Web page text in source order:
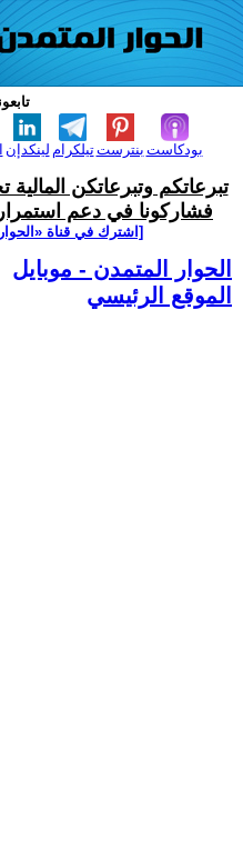
لينكدإن تيلكرامبنترست بودكاست
تبرعاتكم وتبرعاتكن
فشاركونا في دعم
[اشترك في قناة
الحوار المتمدن - موبايل
الموقع الرئيسي